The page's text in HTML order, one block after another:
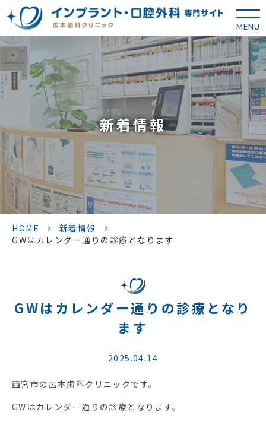
MENU
新着情報
HOME > 新着情報
>
GWはカレンダー通りの診療となります
GWはカレンダー通りの診療となり
ます
2025.04.14
西宮市の広本歯科クリニックです。
GWはカレンダー通りの診療となります。